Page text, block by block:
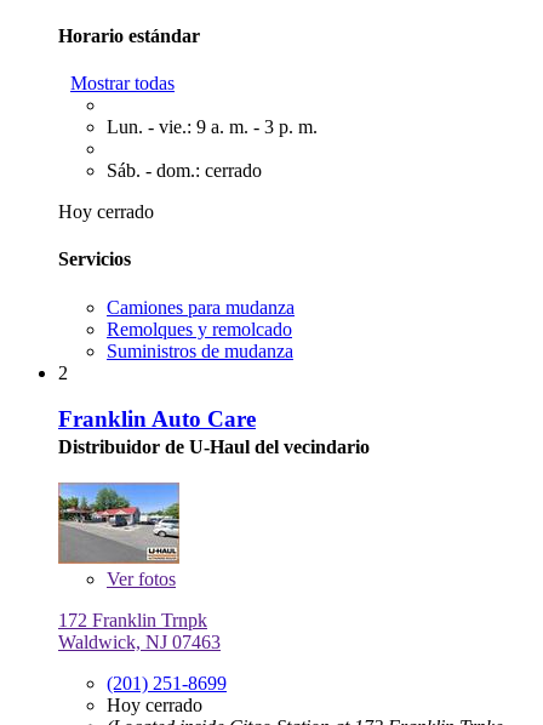
Horario estándar
Mostrar todas
Lun. - vie.: 9 a. m. - 3 p. m.
Sáb. - dom.: cerrado
Hoy cerrado
Servicios
Camiones para mudanza
Remolques y remolcado
Suministros de mudanza
2
Franklin Auto Care
Distribuidor de U-Haul del vecindario
Verfotos
172 Franklin Trnpk
Waldwick, NJ 07463
(201) 251-8699
Hoy cerrado